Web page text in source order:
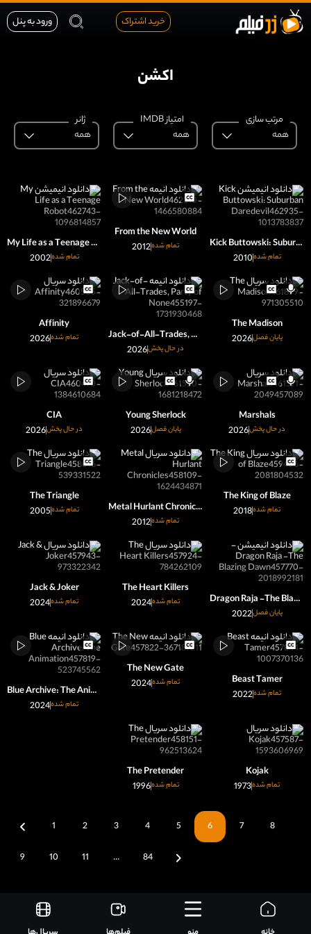
خرید اشتراک ورود به پنل
اکشن
مرتب سازی
همه
امتیاز IMDB
همه
ژانر
همه
Kick Buttowski: Suburban Daredevil
2010تمام شده
From the New World
2012تمام شده
My Life as a Teenage Robot
2002تمام شده
The Madison
2026پایان فصل
Jack-of-All-Trades, Party of None
2026در حال پخش
Affinity
2026تمام شده
Marshals
2026در حال پخش
Young Sherlock
2026پایان فصل
CIA
2026در حال پخش
The King of Blaze
2018تمام شده
Metal Hurlant Chronicles
2012تمام شده
The Triangle
2005تمام شده
Dragon Raja -The Blazing Dawn-
2022پایان فصل
The Heart Killers
2024تمام شده
Jack & Joker
2024تمام شده
Beast Tamer
2022تمام شده
The New Gate
2024تمام شده
Blue Archive: The Animation
2024تمام شده
Kojak
1973تمام شده
The Pretender
1996تمام شده
1 2 3 4 5 6 7 8
9 10 11 … 84